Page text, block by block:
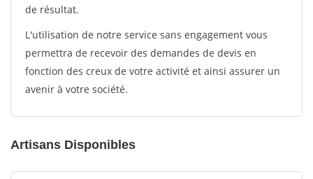
de résultat.
L'utilisation de notre service sans engagement vous
permettra de recevoir des demandes de devis en
fonction des creux de votre activité et ainsi assurer un
avenir à votre société.
Artisans Disponibles